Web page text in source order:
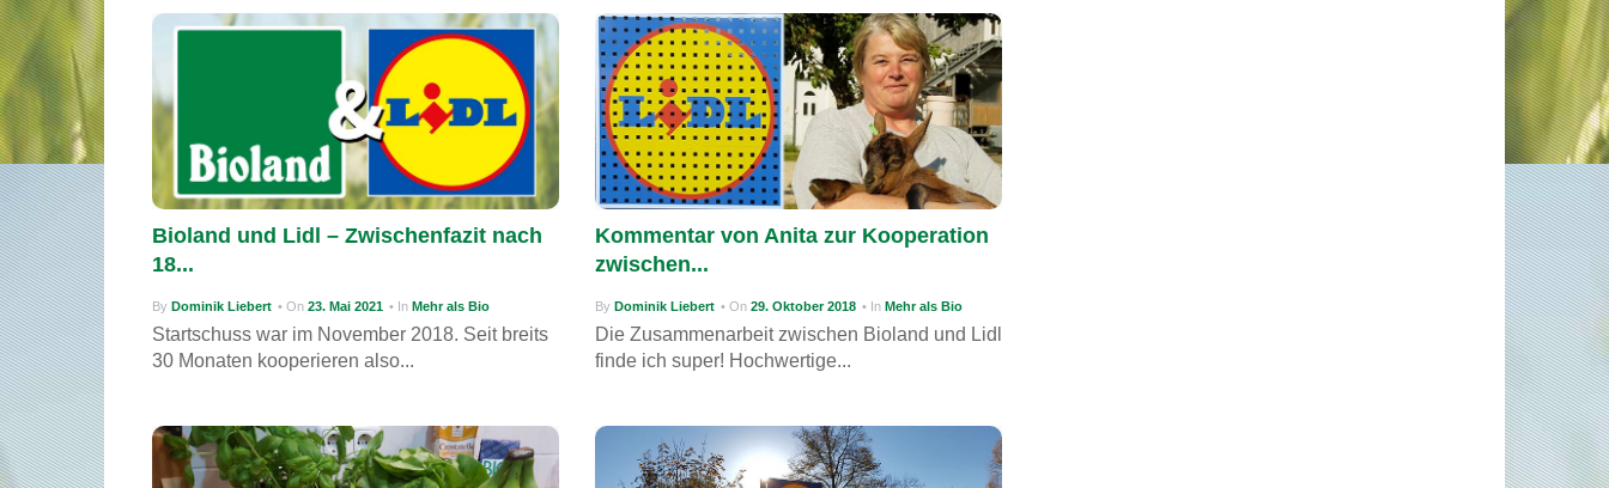
Bioland und Lidl – Zwischenfazit nach
18...
By Dominik Liebert • On 23. Mai 2021 • In Mehr als Bio
Startschuss war im November 2018. Seit breits
30 Monaten kooperieren also...
Kommentar von Anita zur Kooperation
zwischen...
By Dominik Liebert • On 29. Oktober 2018 • In Mehr als Bio
Die Zusammenarbeit zwischen Bioland und Lidl
finde ich super! Hochwertige...